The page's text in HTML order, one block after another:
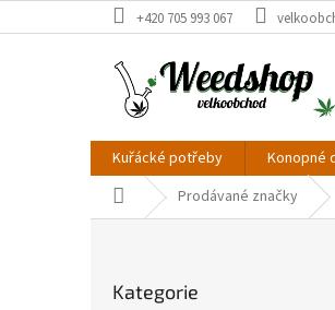
na
+420 705 993 067
Kuřácké potřeby Konopné
Domů Prodávané značky
kategorie
Kategorie